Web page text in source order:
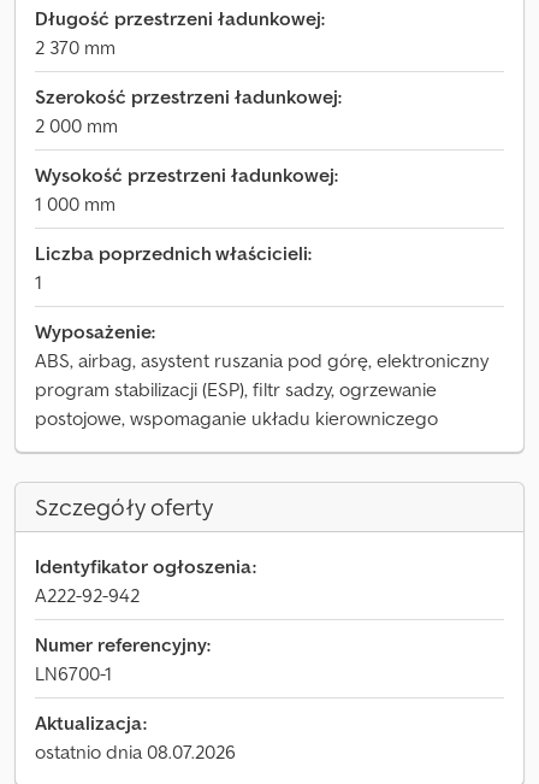
Długość przestrzeni ładunkowej:
2 370 mm
Szerokość przestrzeni ładunkowej:
2 000 mm
Wysokość przestrzeni ładunkowej:
1 000 mm
Liczba poprzednich właścicieli:
1
Wyposażenie:
ABS, airbag, asystent ruszania pod górę, elektroniczny
program stabilizacji (ESP), filtr sadzy, ogrzewanie
postojowe, wspomaganie układu kierowniczego
Szczegóły oferty
Identyfikator ogłoszenia:
A222-92-942
Numer referencyjny:
LN6700-1
Aktualizacja:
ostatnio dnia 08.07.2026